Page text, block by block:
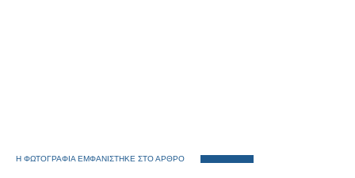
Η ΦΩΤΟΓΡΑΦΙΑ ΕΜΦΑΝΙΣΤΗΚΕ ΣΤΟ ΑΡΘΡΟ